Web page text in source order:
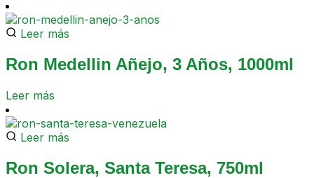
Leer más
Ron Medellin Añejo, 3 Años, 1000ml
Leer más
Leer más
Ron Solera, Santa Teresa, 750ml